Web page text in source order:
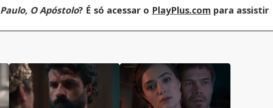
Paulo, O Apóstolo? É só acessar o PlayPlus.com para assistir